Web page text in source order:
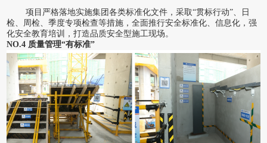
项目严格落地实施集团各类标准化文件，采取“贯标行动”、日
检、周检、季度专项检查等措施，全面推行安全标准化、信息化，强
化安全教育培训，打造品质安全型施工现场。
NO.4 质量管理“有标准”